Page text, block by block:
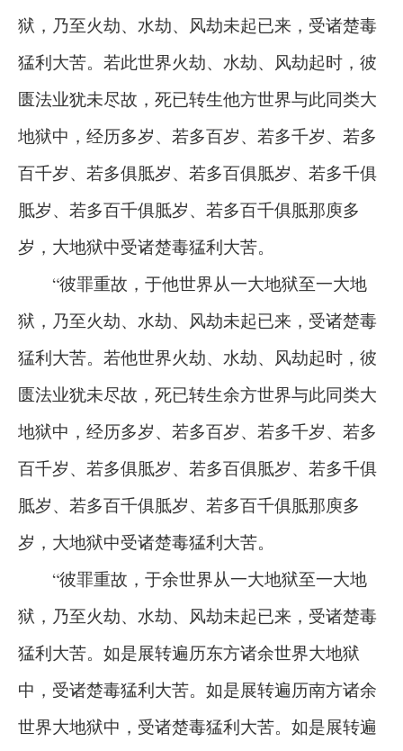
狱，乃至火劫、水劫、风劫未起已来，受诸楚毒
猛利大苦。若此世界火劫、水劫、风劫起时，彼
匮法业犹未尽故，死已转生他方世界与此同类大
地狱中，经历多岁、若多百岁、若多千岁、若多
百千岁、若多俱胝岁、若多百俱胝岁、若多千俱
胝岁、若多百千俱胝岁、若多百千俱胝那庾多
岁，大地狱中受诸楚毒猛利大苦。
“彼罪重故，于他世界从一大地狱至一大地
狱，乃至火劫、水劫、风劫未起已来，受诸楚毒
猛利大苦。若他世界火劫、水劫、风劫起时，彼
匮法业犹未尽故，死已转生余方世界与此同类大
地狱中，经历多岁、若多百岁、若多千岁、若多
百千岁、若多俱胝岁、若多百俱胝岁、若多千俱
胝岁、若多百千俱胝岁、若多百千俱胝那庾多
岁，大地狱中受诸楚毒猛利大苦。
“彼罪重故，于余世界从一大地狱至一大地
狱，乃至火劫、水劫、风劫未起已来，受诸楚毒
猛利大苦。如是展转遍历东方诸余世界大地狱
中，受诸楚毒猛利大苦。如是展转遍历南方诸余
世界大地狱中，受诸楚毒猛利大苦。如是展转遍